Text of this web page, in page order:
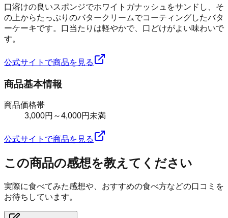
口溶けの良いスポンジでホワイトガナッシュをサンドし、そ
の上からたっぷりのバタークリームでコーティングしたバタ
ーケーキです。口当たりは軽やかで、口どけがよい味わいで
す。
公式サイトで商品を見る
商品基本情報
商品価格帯
3,000円～4,000円未満
公式サイトで商品を見る
この商品の感想を教えてください
実際に食べてみた感想や、おすすめの食べ方などの口コミを
お待ちしています。